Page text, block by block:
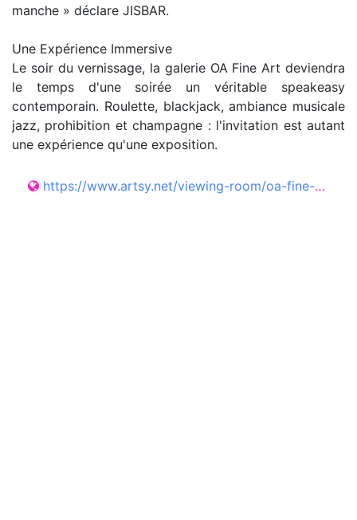
manche » déclare JISBAR.
Une Expérience Immersive
Le soir du vernissage, la galerie OA Fine Art deviendra
le temps d'une soirée un véritable speakeasy
contemporain. Roulette, blackjack, ambiance musicale
jazz, prohibition et champagne : l'invitation est autant
une expérience qu'une exposition.
https://www.artsy.net/viewing-room/oa-fine-art-jisbar-solo-show